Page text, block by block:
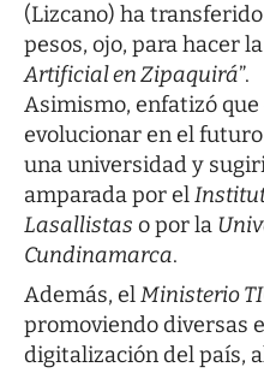
(Lizcano) ha
pesos, ojo, para hacer la
Artificial en Zipaquirá”.
Asimismo, enfatizó
evolucionar en el
una universidad y
amparada por el
Lasallistas o por la
Cundinamarca.
Además, elMinisterio
promoviendo diversas
digitalización del país,